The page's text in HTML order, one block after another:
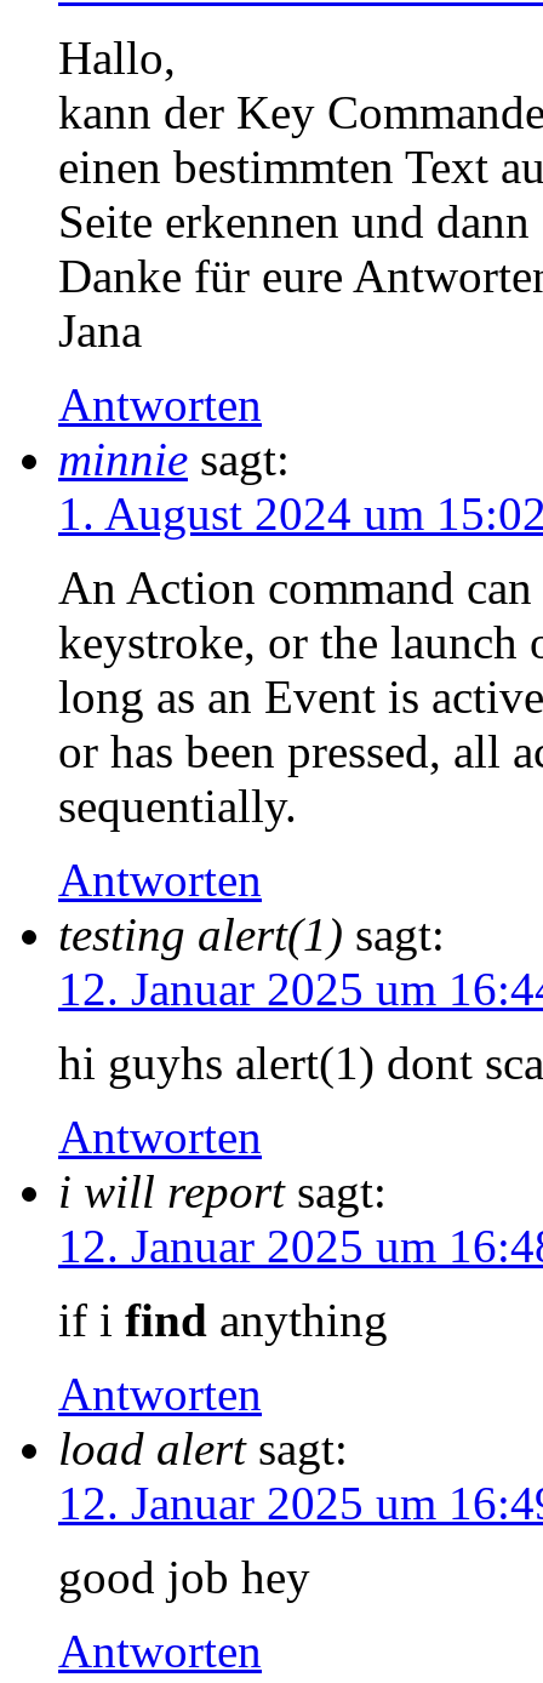
Hallo,
kann der Key
einen bestimmten Text
Seite erkennen und
Danke für eure
Jana
Antworten
minnie sagt:
1. August 2024 um
An Action command
keystroke, or the launch
long as an Event is
or has been pressed, all
sequentially.
Antworten
testing alert(1) sagt:
12. Januar 2025 um
hi guyhs alert(1) dont
Antworten
i will report sagt:
12. Januar 2025 um
if i find anything
Antworten
load alert sagt:
12. Januar 2025 um
good job hey
Antworten